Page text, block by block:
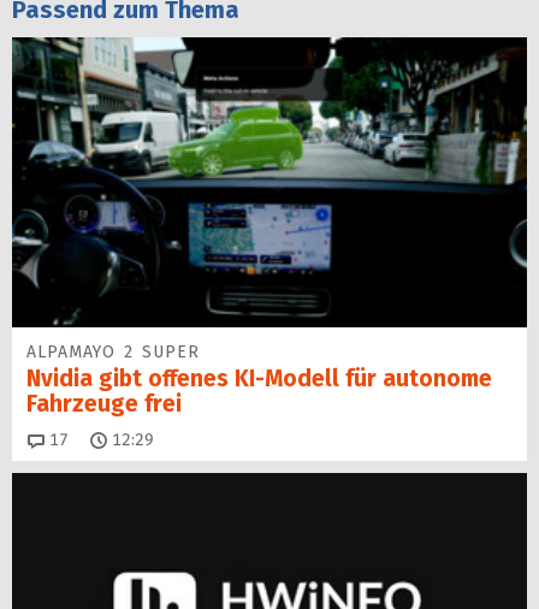
Passend zum Thema
ALPAMAYO 2 SUPER
Nvidia gibt offenes KI-Modell für autonome
Fahrzeuge frei
17 Kommentare
12:29